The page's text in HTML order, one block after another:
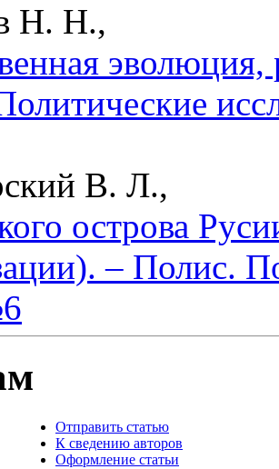
Н. Н.,
эволюция,
В. Л.,
острова
– Полис.
Отправить статью
К сведению авторов
Оформление статьи